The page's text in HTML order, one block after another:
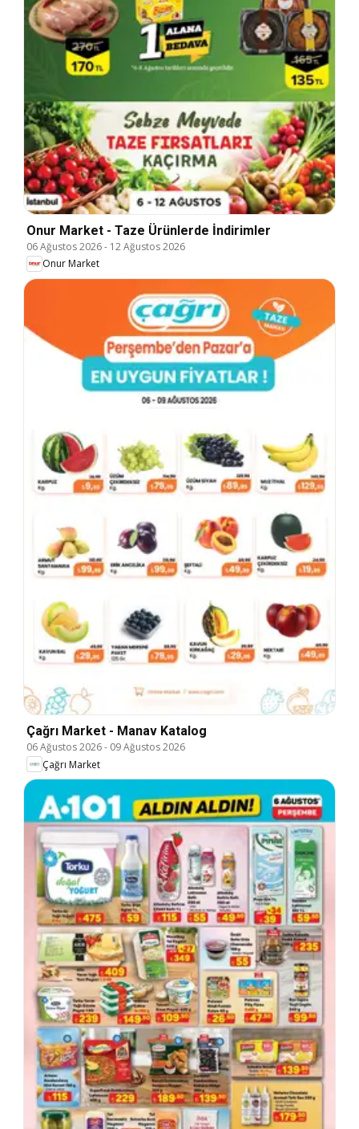
Onur Market - Taze Ürünlerde İndirimler
06 Ağustos 2026- 12 Ağustos 2026
Onur Market
Çağrı Market - Manav Katalog
06 Ağustos 2026- 09 Ağustos 2026
Çağrı Market